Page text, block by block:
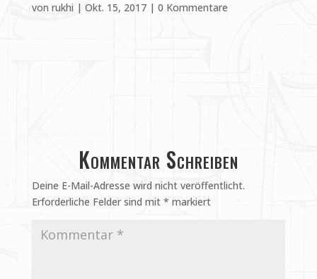
von rukhi| Okt. 15, 2017| 0 Kommentare
Kommentar Schreiben
Deine E-Mail-Adresse wird nicht veröffentlicht.
Erforderliche Felder sind mit * markiert